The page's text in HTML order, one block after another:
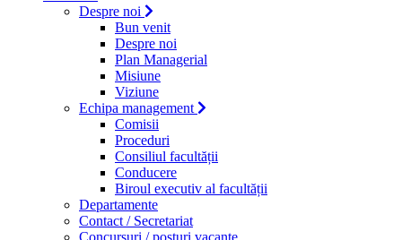
Despre noi
Bun venit
Despre noi
Plan Managerial
Misiune
Viziune
Echipa management
Comisii
Proceduri
Consiliul facultății
Conducere
Biroul executiv al facultății
Departamente
Contact / Secretariat
Concursuri / posturi vacante